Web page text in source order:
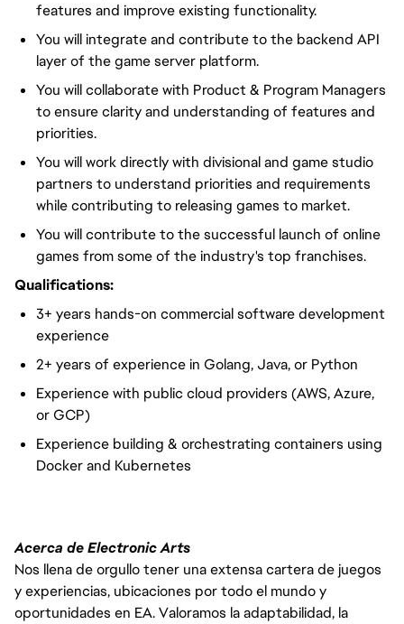
features and improve existing functionality.
You will integrate and contribute to the backend API
layer of the game server platform.
You will collaborate with Product & Program Managers
to ensure clarity and understanding of features and
priorities.
You will work directly with divisional and game studio
partners to understand priorities and requirements
while contributing to releasing games to market.
You will contribute to the successful launch of online
games from some of the industry's top franchises.
Qualifications:
3+ years hands-on commercial software development
experience
2+ years of experience in Golang, Java, or Python
Experience with public cloud providers (AWS, Azure,
or GCP)
Experience building & orchestrating containers using
Docker and Kubernetes
Acerca de Electronic Arts
Nos llena de orgullo tener una extensa cartera de juegos
y experiencias, ubicaciones por todo el mundo y
oportunidades en EA. Valoramos la adaptabilidad, la